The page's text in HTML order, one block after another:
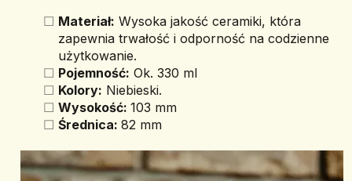
Materiał: Wysoka jakość ceramiki, która
zapewnia trwałość i odporność na codzienne
użytkowanie.
Pojemność: Ok. 330 ml
Kolory: Niebieski.
Wysokość: 103 mm
Średnica: 82 mm